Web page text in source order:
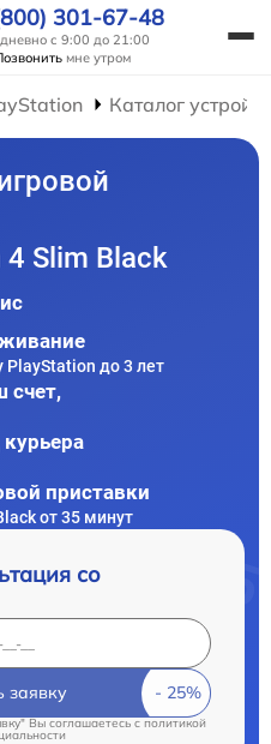
301-67-48
с 9:00 до 21:00
мне утром
Каталог
4 Slim Black
PlayStation до 3 лет
счет,
приставки
от 35 минут
со
заявку
Вы соглашаетесь cполитикой